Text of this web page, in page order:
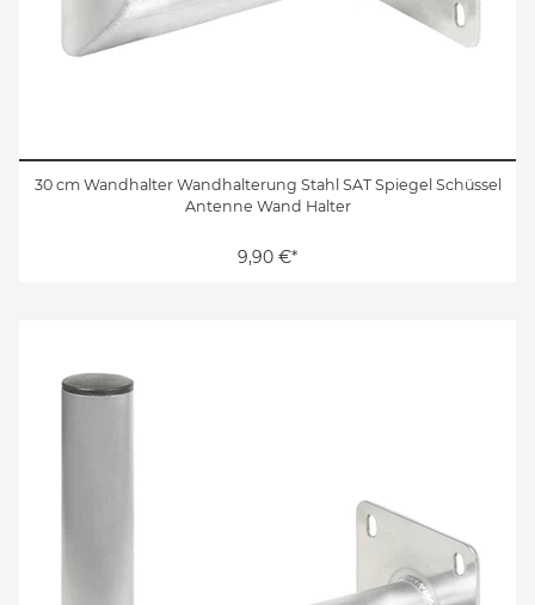
30 cm Wandhalter Wandhalterung Stahl SAT Spiegel Schüssel
Antenne Wand Halter
9,90 €*